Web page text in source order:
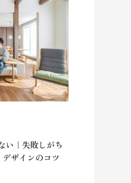
い｜失敗しがち
ザインのコツ